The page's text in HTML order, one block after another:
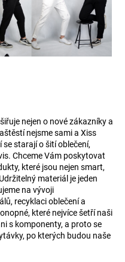
nejen o nové zákazníky a
nejsme sami a Xiss
se starají o šití oblečení,
Chceme Vám poskytovat
které jsou nejen smart,
materiál je jeden
na vývoji
recyklaci oblečení a
které nejvíce šetří naši
s komponenty, a proto se
po kterých budou naše